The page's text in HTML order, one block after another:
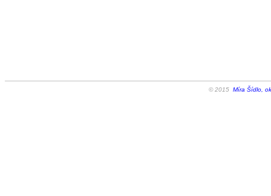
© 2015 Míra Šídlo,